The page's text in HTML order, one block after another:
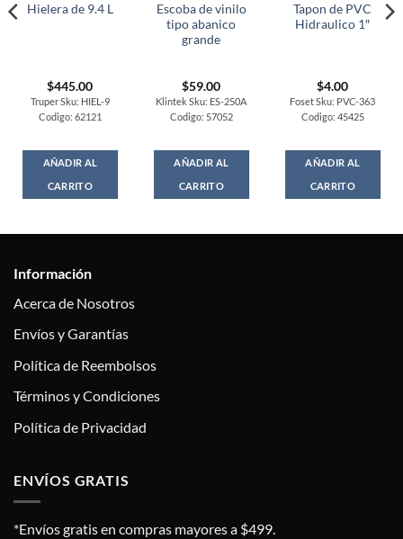
Hielera de 9.4 L
$445.00
Truper Sku: HIEL-9
Codigo: 62121
AÑADIR AL
CARRITO
Escoba de vinilo
tipo abanico
grande
$59.00
Klintek Sku: ES-250A
Codigo: 57052
AÑADIR AL
CARRITO
Tapon de PVC
Hidraulico 1″
$4.00
Foset Sku: PVC-363
Codigo: 45425
AÑADIR AL
CARRITO
Información
Acerca de Nosotros
Envíos y Garantías
Política de Reembolsos
Términos y Condiciones
Política de Privacidad
ENVÍOS GRATIS
*Envíos gratis en compras mayores a $499.